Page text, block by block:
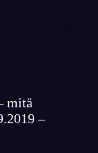
mitä
–